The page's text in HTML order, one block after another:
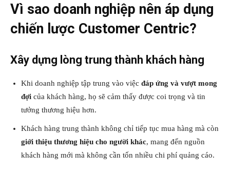
Vì sao doanh nghiệp nên áp dụng
chiến lược Customer Centric?
Xây dựng lòng trung thành khách hàng
Khi doanh nghiệp tập trung vào việc đáp ứng và vượt mong
đợi của khách hàng, họ sẽ cảm thấy được coi trọng và tin
tưởng thương hiệu hơn.
Khách hàng trung thành không chỉ tiếp tục mua hàng mà còn
giới thiệu thương hiệu cho người khác, mang đến nguồn
khách hàng mới mà không cần tốn nhiều chi phí quảng cáo.